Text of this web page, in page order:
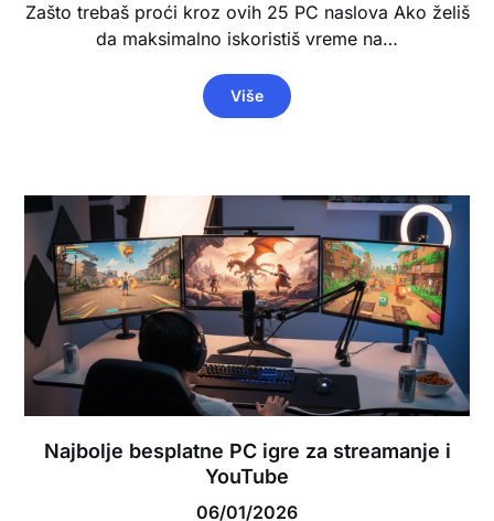
Zašto trebaš proći kroz ovih 25 PC naslova Ako želiš
da maksimalno iskoristiš vreme na…
Više
Najbolje besplatne PC igre za streamanje i
YouTube
06/01/2026